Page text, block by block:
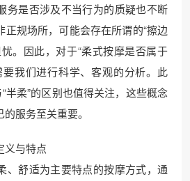
务是否涉及不当行为的质疑也不断
正规场所，可能会存在所谓的“擦边
。因此，对于“柔式按摩是否属于
我们进行科学、客观的分析。此
半柔”的区别也值得关注，这些概念
服务至关重要。
义与特点
、舒适为主要特点的按摩方式，通